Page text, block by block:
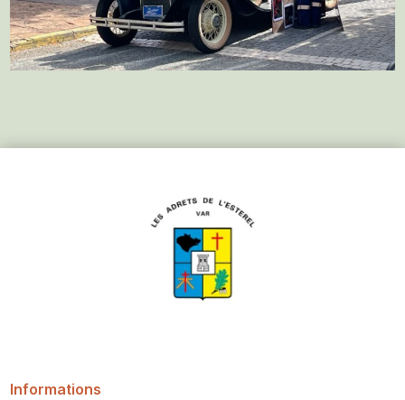
Informations